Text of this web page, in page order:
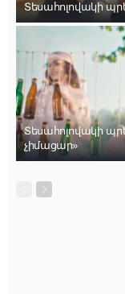
Տեսահոլովակի
Տեսահոլովակի
չիմացար»